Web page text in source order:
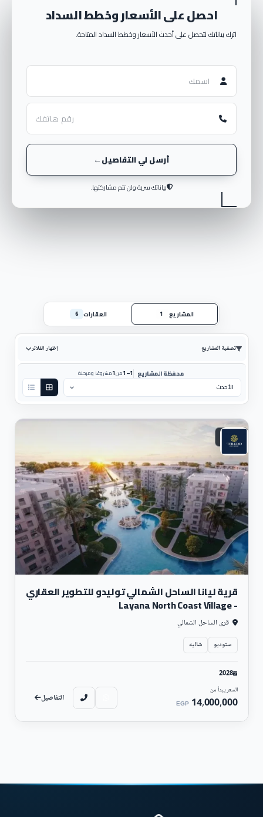
احصل على الأسعار وخطط السداد
اترك بياناتك لتحصل على أحدث الأسعار وخطط السداد المتاحة.
أرسل لي التفاصيل
بياناتك سرية ولن تتم مشاركتها.
المشاريع 1 العقارات 6
تصفية المشاريع إظهار الفلاتر
محفظة المشاريع 1–1 من1مشروعًا ومرحلة
ساحلي
قرية ليانا الساحل الشمالي توليدو للتطوير العقاري
- Layana North Coast Village
قرى الساحل الشمالي
ستوديو شاليه
2028
السعر يبدأ من
14,000,000
EGP التفاصيل